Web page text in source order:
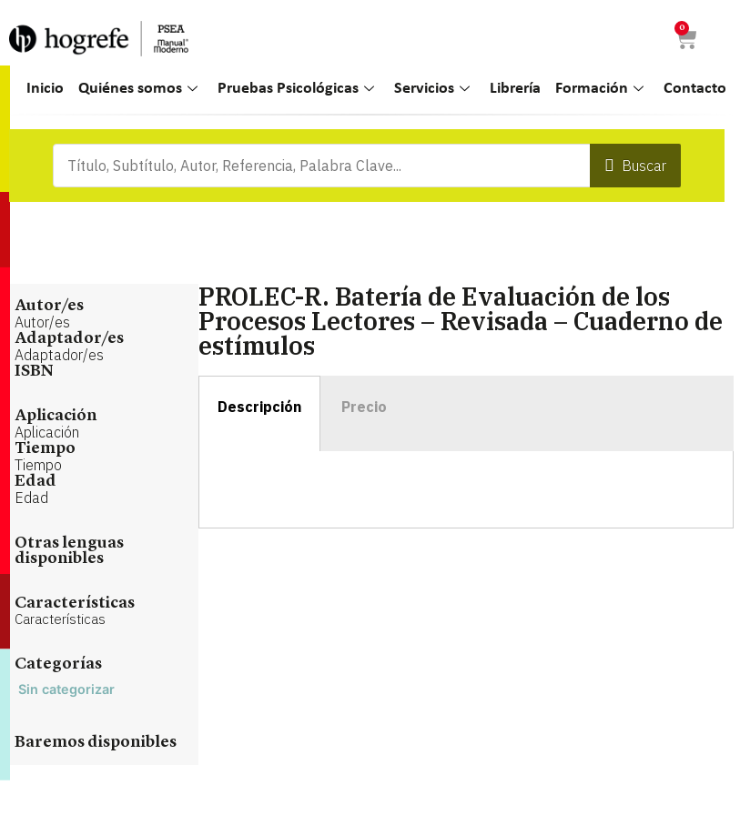
0
Inicio Quiénes somos Pruebas Psicológicas Servicios Librería Formación Contacto
Buscar
Autor/es
Autor/es
Adaptador/es
Adaptador/es
ISBN
Aplicación
Aplicación
Tiempo
Tiempo
Edad
Edad
Otras lenguas
disponibles
Características
Características
Categorías
Sin categorizar
Baremos disponibles
PROLEC-R. Batería de Evaluación de los
Procesos Lectores – Revisada – Cuaderno de
estímulos
Descripción Precio